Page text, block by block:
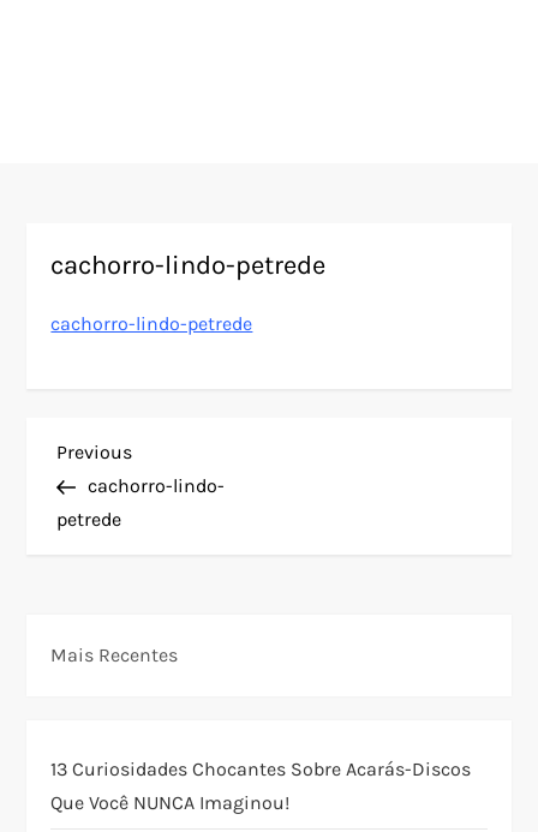
cachorro-lindo-petrede
cachorro-lindo-petrede
N
a
ç
Previous
Post
Previous
cachorro-lindo-
petrede
Mais Recentes
13 Curiosidades Chocantes Sobre Acarás-Discos
Que Você NUNCA Imaginou!